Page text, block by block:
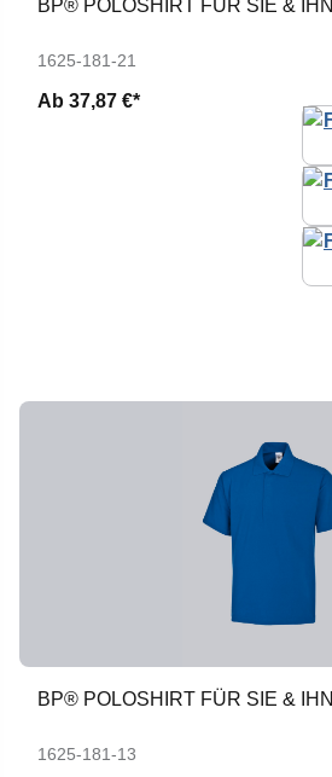
BP® POLOSHIRT FÜR SIE & IHN
1625-181-21
Ab 37,87 €*
BP® POLOSHIRT FÜR SIE & IHN
1625-181-13